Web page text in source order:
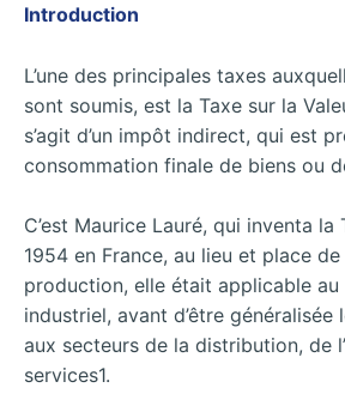
Introduction
L’une des principales taxes
sont soumis, est la Taxe sur la
s’agit d’un impôt indirect, qui est
consommation finale de biens ou
C’est Maurice Lauré, qui inventa la
1954 en France, au lieu et place
production, elle était applicable au
industriel, avant d’être généralisée
aux secteurs de la distribution, de
services1.